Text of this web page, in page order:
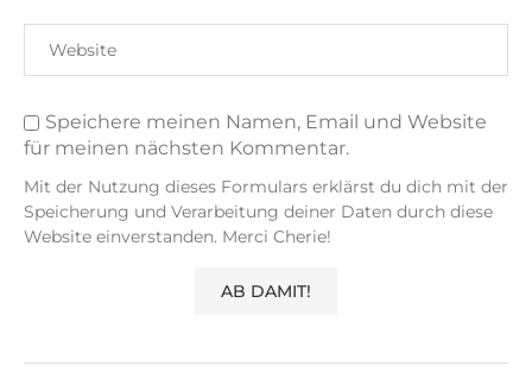
Speichere meinen Namen, Email und Website
für meinen nächsten Kommentar.
Mit der Nutzung dieses Formulars erklärst du dich mit der
Speicherung und Verarbeitung deiner Daten durch diese
Website einverstanden. Merci Cherie!